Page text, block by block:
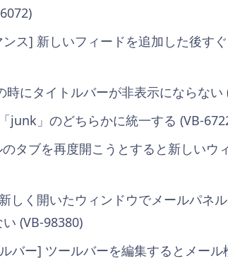
ス] 新しいフィードを追加した後す
時にタイトルバーが非表示にならない
junk」のどちらかに統一する (VB-
タブを再度開こうとすると新しいウ
しく開いたウィンドウでメールパネ
(VB-98380)
バー] ツールバーを編集するとメー